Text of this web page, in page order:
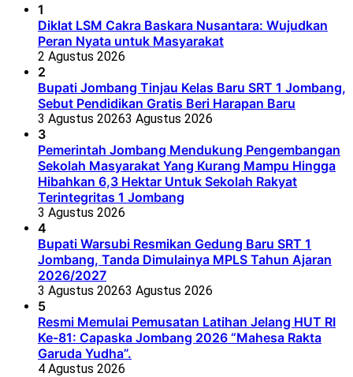
1
Diklat LSM Cakra Baskara Nusantara: Wujudkan
Peran Nyata untuk Masyarakat
2 Agustus 2026
2
Bupati Jombang Tinjau Kelas Baru SRT 1 Jombang,
Sebut Pendidikan Gratis Beri Harapan Baru
3 Agustus 20263 Agustus 2026
3
Pemerintah Jombang Mendukung Pengembangan
Sekolah Masyarakat Yang Kurang Mampu Hingga
Hibahkan 6,3 Hektar Untuk Sekolah Rakyat
Terintegritas 1 Jombang
3 Agustus 2026
4
Bupati Warsubi Resmikan Gedung Baru SRT 1
Jombang, Tanda Dimulainya MPLS Tahun Ajaran
2026/2027
3 Agustus 20263 Agustus 2026
5
Resmi Memulai Pemusatan Latihan Jelang HUT RI
Ke-81: Capaska Jombang 2026 “Mahesa Rakta
Garuda Yudha”.
4 Agustus 2026